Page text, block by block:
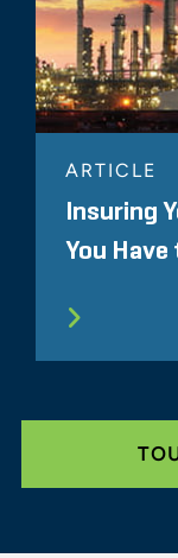
ARTICLE
Insuring
You Have